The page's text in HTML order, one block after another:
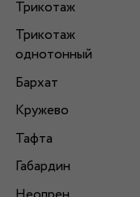
Трикотаж
Трикотаж
однотонный
Бархат
Кружево
Тафта
Габардин